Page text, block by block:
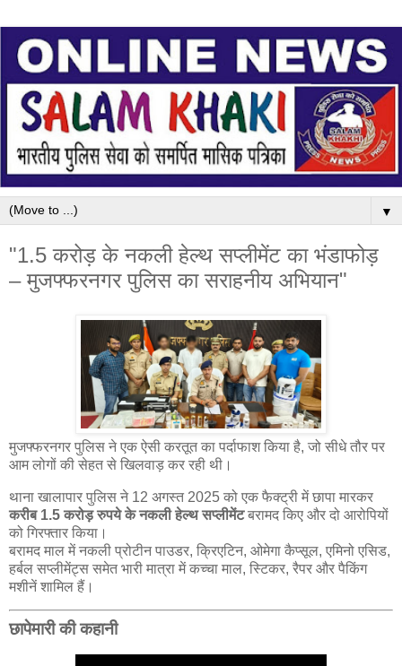
▼
"1.5 करोड़ के नकली हेल्थ सप्लीमेंट का भंडाफोड़
– मुजफ्फरनगर पुलिस का सराहनीय अभियान"
मुजफ्फरनगर पुलिस ने एक ऐसी करतूत का पर्दाफाश किया है, जो सीधे तौर पर
आम लोगों की सेहत से खिलवाड़ कर रही थी।
थाना खालापार पुलिस ने 12 अगस्त 2025 को एक फैक्ट्री में छापा मारकर
करीब 1.5 करोड़ रुपये के नकली हेल्थ सप्लीमेंटबरामद किए और दो आरोपियों
को गिरफ्तार किया।
बरामद माल में नकली प्रोटीन पाउडर, क्रिएटिन, ओमेगा कैप्सूल, एमिनो एसिड,
हर्बल सप्लीमेंट्स समेत भारी मात्रा में कच्चा माल, स्टिकर, रैपर और पैकिंग
मशीनें शामिल हैं।
छापेमारी की कहानी